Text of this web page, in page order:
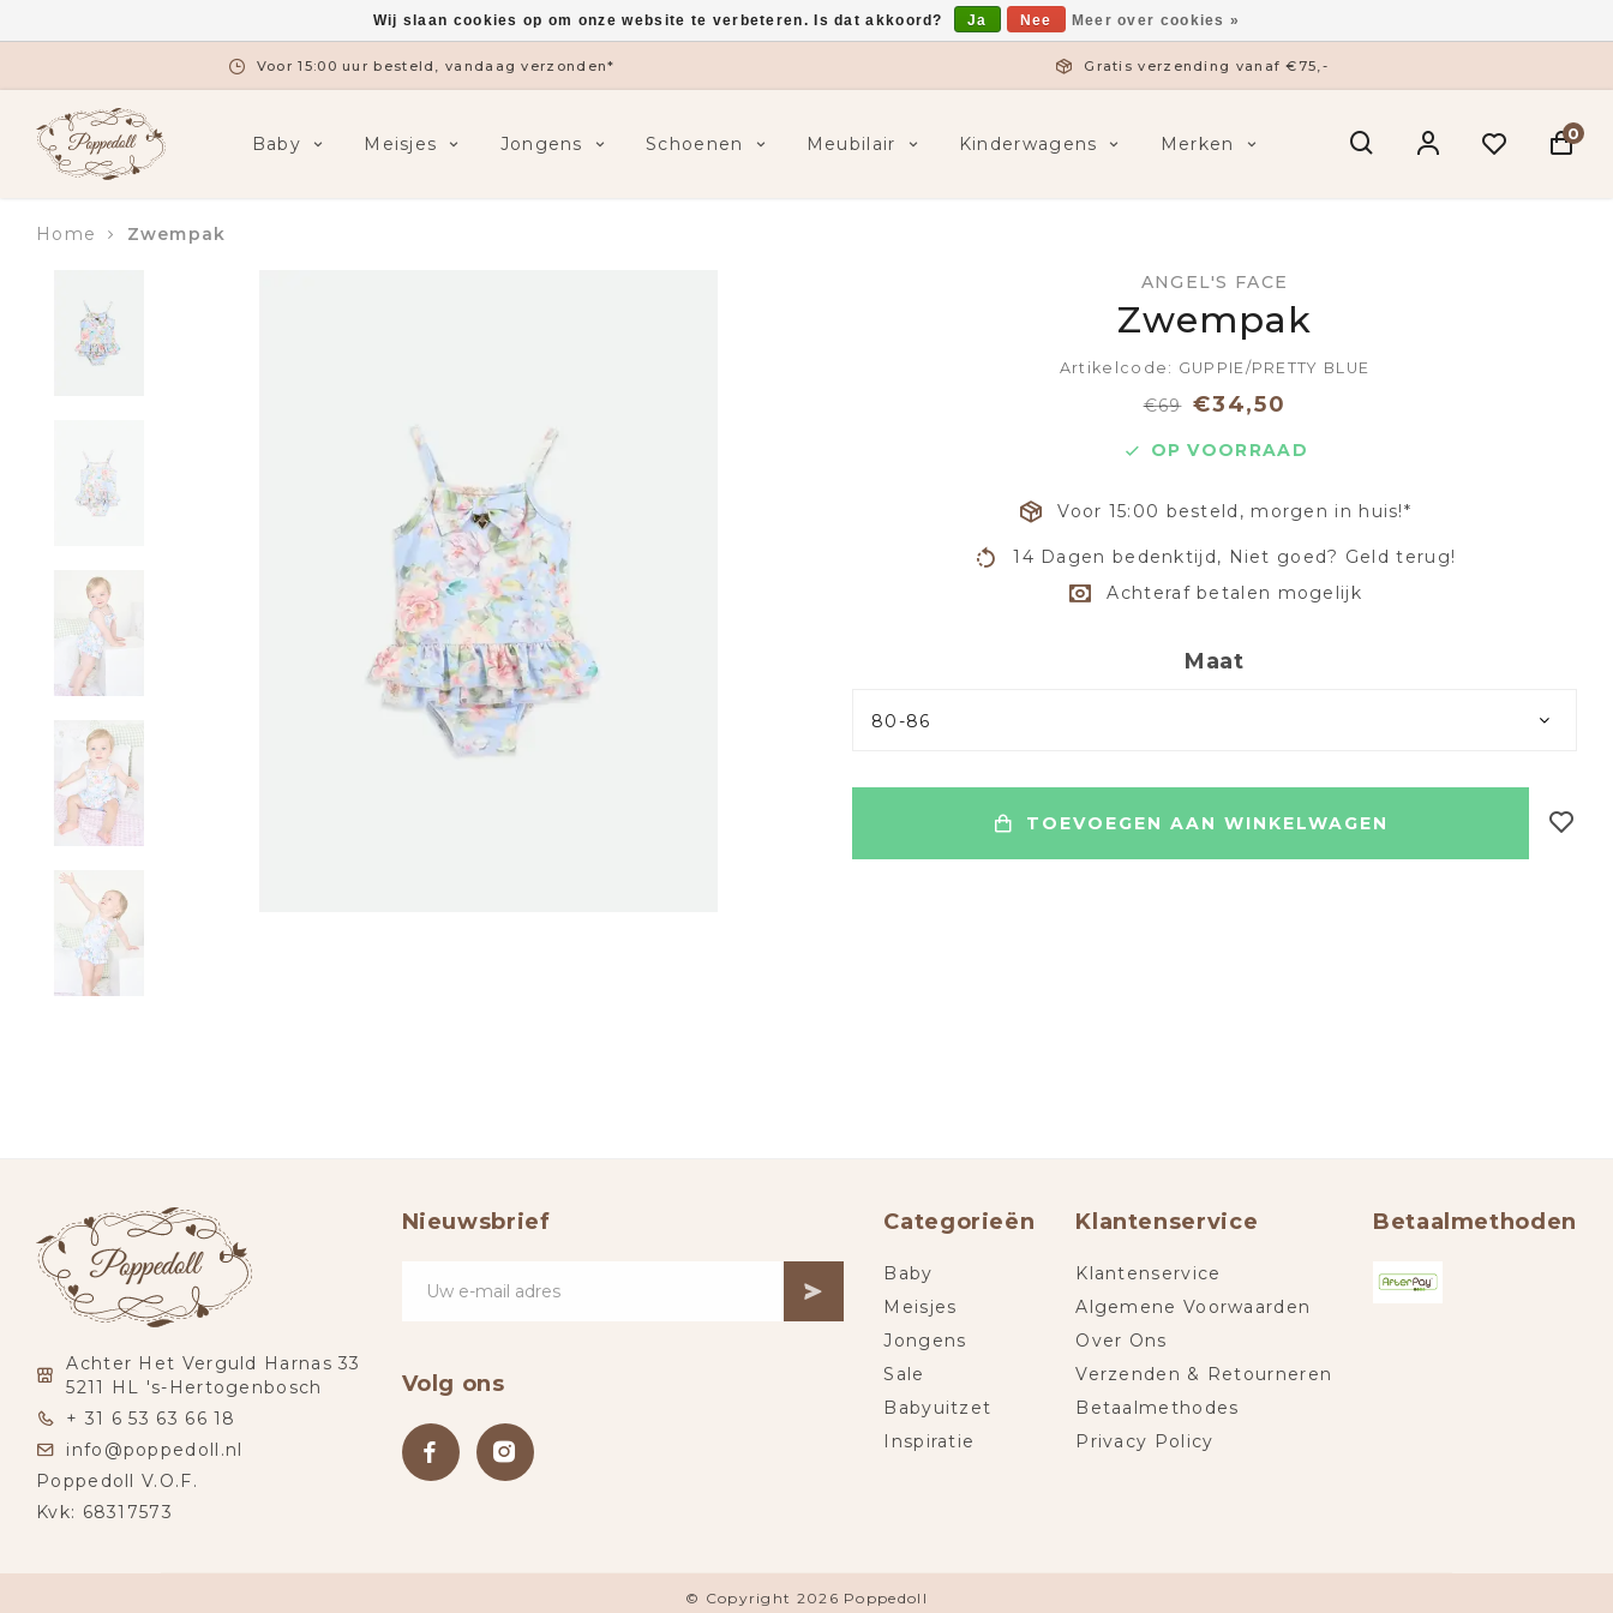
Voor 15:00 uur besteld, vandaag verzonden* Gratis verzending vanaf €75,-
Baby Meisjes Jongens Schoenen Meubilair Kinderwagens Merken 0
Home Zwempak
ANGEL'S FACE
Zwempak
Artikelcode: GUPPIE/PRETTY BLUE
€69 €34,50
OP VOORRAAD
Voor 15:00 besteld, morgen in huis!*
14 Dagen bedenktijd, Niet goed? Geld terug!
Achteraf betalen mogelijk
Maat
80-86
TOEVOEGEN AAN WINKELWAGEN
Achter Het Verguld Harnas 33
5211 HL 's-Hertogenbosch
+ 31 6 53 63 66 18
info@poppedoll.nl
Poppedoll V.O.F.
Kvk: 68317573
Nieuwsbrief
Volg ons
Categorieën
Baby
Meisjes
Jongens
Sale
Babyuitzet
Inspiratie
Klantenservice
Klantenservice
Algemene Voorwaarden
Over Ons
Verzenden & Retourneren
Betaalmethodes
Privacy Policy
Betaalmethoden
© Copyright 2026 Poppedoll
Wij slaan cookies op om onze website te verbeteren. Is dat akkoord? Ja Nee Meer over cookies »